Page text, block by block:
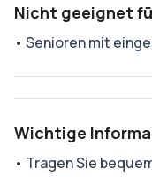
Nicht geeignet
• Senioren mit
Wichtige
• Tragen Sie